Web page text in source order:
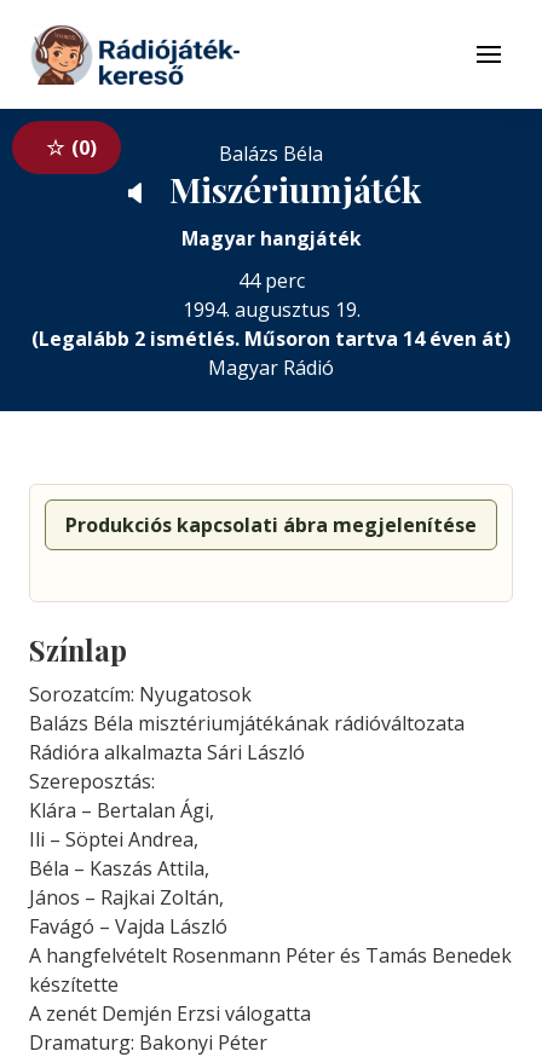
Tovább a tartalomhoz
Menü
0 Balázs Béla
🔈 Miszériumjáték
Magyar hangjáték
44 perc
1994. augusztus 19.
(Legalább 2 ismétlés. Műsoron tartva 14 éven át)
Magyar Rádió
Produkciós kapcsolati ábra megjelenítése
Színlap
Sorozatcím: Nyugatosok
Balázs Béla misztériumjátékának rádióváltozata
Rádióra alkalmazta Sári László
Szereposztás:
Klára – Bertalan Ági,
Ili – Söptei Andrea,
Béla – Kaszás Attila,
János – Rajkai Zoltán,
Favágó – Vajda László
A hangfelvételt Rosenmann Péter és Tamás Benedek
készítette
A zenét Demjén Erzsi válogatta
Dramaturg: Bakonyi Péter